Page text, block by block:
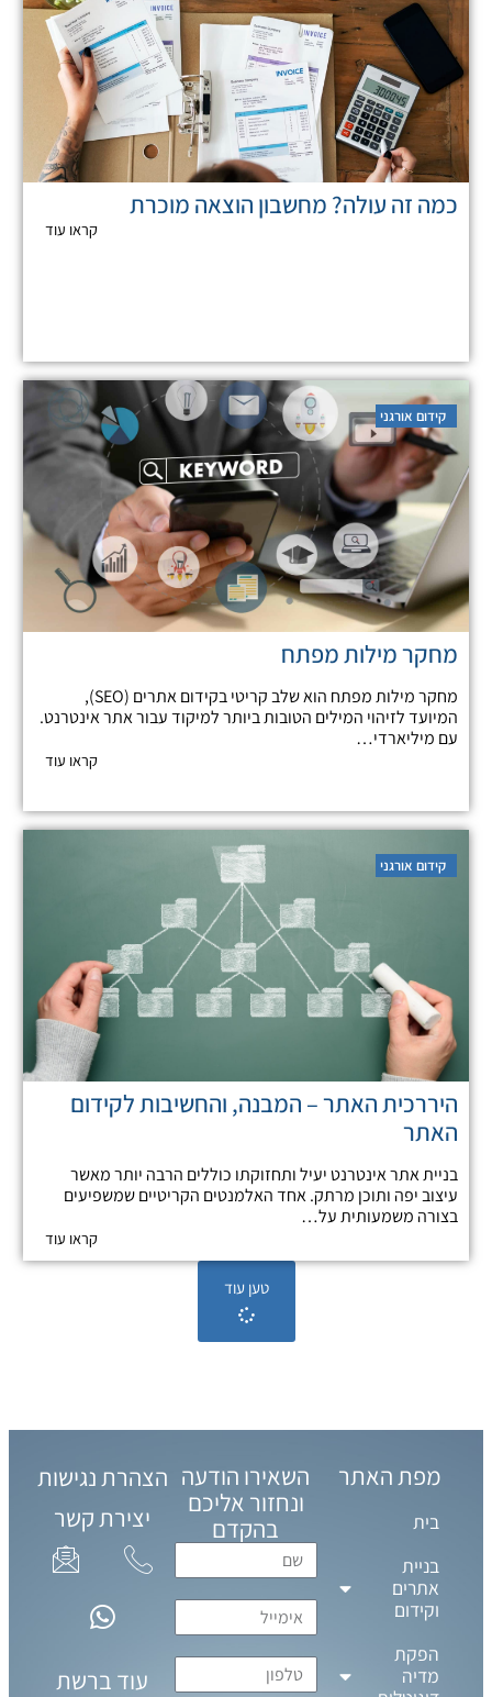
כמה זה עולה? מחשבון הוצאה מוכרת
קראו עוד
קידום אורגני
מחקר מילות מפתח
מחקר מילות מפתח הוא שלב קריטי בקידום אתרים (SEO),
המיועד לזיהוי המילים הטובות ביותר למיקוד עבור אתר אינטרנט.
עם מיליארדי…
קראו עוד
קידום אורגני
היררכית האתר – המבנה, והחשיבות לקידום
האתר
בניית אתר אינטרנט יעיל ותחזוקתו כוללים הרבה יותר מאשר
עיצוב יפה ותוכן מרתק. אחד האלמנטים הקריטיים שמשפיעים
בצורה משמעותית על…
קראו עוד
טען עוד
מפת האתר
בית
בניית
אתרים
וקידום
הפקת
מדיה
השאירו הודעה
ונחזור אליכם
בהקדם
הצהרת נגישות
יצירת קשר
עוד ברשת